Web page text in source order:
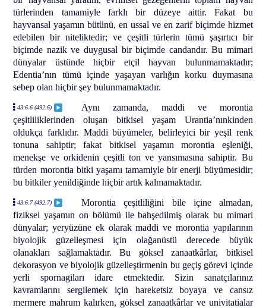
türlerinden tamamiyle farklı bir düzeye aittir. Fakat bu
hayvansal yaşamın bütünü, en ussal ve en zarif biçimde hizmet
edebilen bir niteliktedir; ve çeşitli türlerin tümü şaşırtıcı bir
biçimde nazik ve duygusal bir biçimde candandır. Bu mimari
dünyalar üstünde hiçbir etçil hayvan bulunmamaktadır;
Edentia’nın tümü içinde yaşayan varlığın korku duymasına
sebep olan hiçbir şey bulunmamaktadır.
43:6.6 (492.6)
Aynı zamanda, maddi ve morontia
çeşitliliklerinden oluşan bitkisel yaşam Urantia’nınkinden
oldukça farklıdır. Maddi büyümeler, belirleyici bir yeşil renk
tonuna sahiptir; fakat bitkisel yaşamın morontia eşleniği,
menekşe ve orkidenin çeşitli ton ve yansımasına sahiptir. Bu
türden morontia bitki yaşamı tamamiyle bir enerji büyümesidir;
bu bitkiler yenildiğinde hiçbir artık kalmamaktadır.
43:6.7 (492.7)
Morontia çeşitliliğini bile içine almadan,
fiziksel yaşamın on bölümü ile bahşedilmiş olarak bu mimari
dünyalar; yeryüzüne ek olarak maddi ve morontia yapılarının
biyolojik güzelleşmesi için olağanüstü derecede büyük
olanakları sağlamaktadır. Bu göksel zanaatkârlar, bitkisel
dekorasyon ve biyolojik güzelleştirmenin bu geçiş görevi içinde
yerli spornagiları idare etmektedir. Sizin sanatçılarınız
kavramlarını sergilemek için hareketsiz boyaya ve cansız
mermere mahrum kalırken, göksel zanaatkârlar ve univitatialar